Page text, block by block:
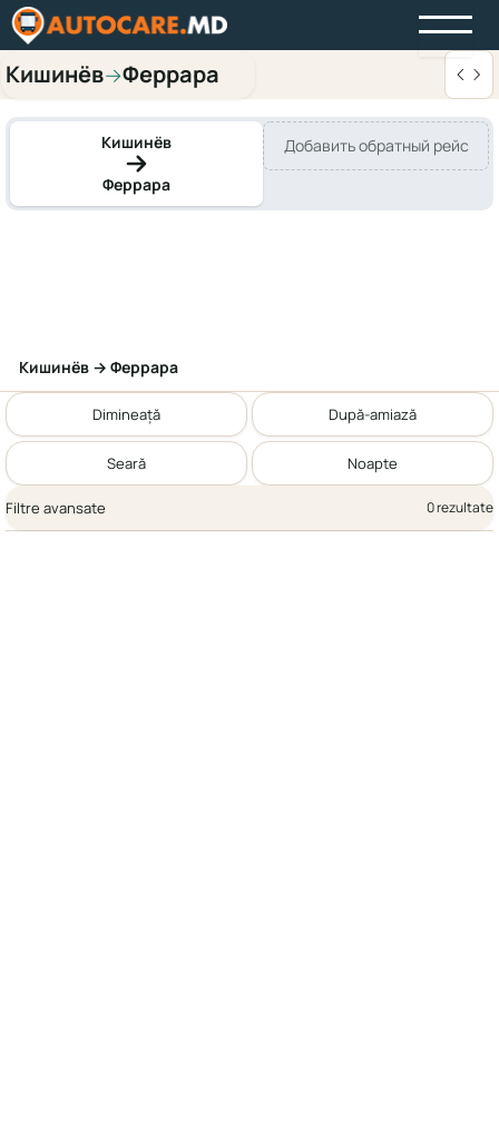
Кишинёв→Феррара
Кишинёв
Феррара
Добавить обратный рейс
Кишинёв → Феррара
Dimineață După-amiază
Seară Noapte
Filtre avansate 0 rezultate